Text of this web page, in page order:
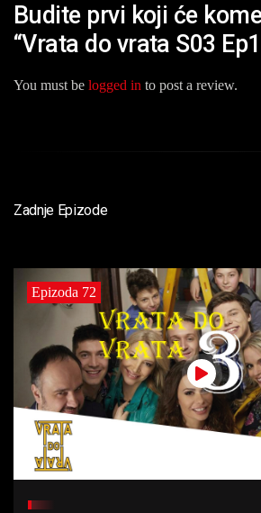
Budite prvi koji će
“Vrata do vrata S03
You must be logged in to post a review.
Zadnje Epizode
Epizoda 72